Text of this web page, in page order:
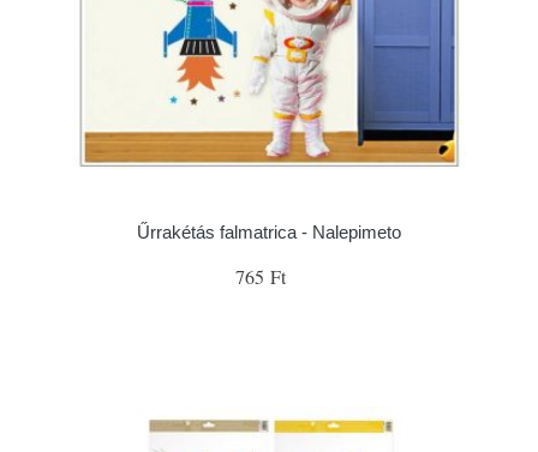
Űrrakétás falmatrica - Nalepimeto
765 Ft